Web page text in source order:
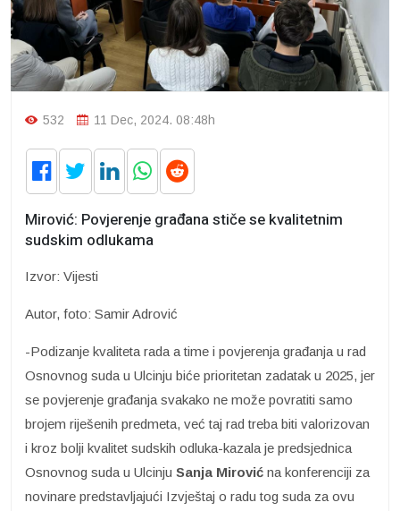
532 11 Dec, 2024. 08:48h
Mirović: Povjerenje građana stiče se kvalitetnim
sudskim odlukama
Izvor: Vijesti
Autor, foto: Samir Adrović
-Podizanje kvaliteta rada a time i povjerenja građanja u rad
Osnovnog suda u Ulcinju biće prioritetan zadatak u 2025, jer
se povjerenje građanja svakako ne može povratiti samo
brojem riješenih predmeta, već taj rad treba biti valorizovan
i kroz bolji kvalitet sudskih odluka-kazala je predsjednica
Osnovnog suda u Ulcinju Sanja Mirović na konferenciji za
novinare predstavljajući Izvještaj o radu tog suda za ovu